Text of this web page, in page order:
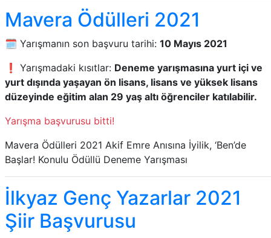
Mavera Ödülleri 2021
🗓️ Yarışmanın son başvuru tarihi: 10 Mayıs 2021
❗ Yarışmadaki kısıtlar: Deneme yarışmasına yurt içi ve
yurt dışında yaşayan ön lisans, lisans ve yüksek lisans
düzeyinde eğitim alan 29 yaş altı öğrenciler katılabilir.
Yarışma başvurusu bitti!
Mavera Ödülleri 2021 Akif Emre Anısına İyilik, ‘Ben’de
Başlar! Konulu Ödüllü Deneme Yarışması
İlkyaz Genç Yazarlar 2021
Şiir Başvurusu